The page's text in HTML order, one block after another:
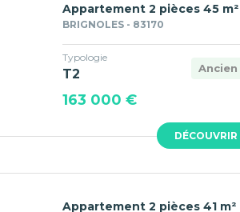
DÉCOUVRIR
Appartement 2 pièces 45 m²
BRIGNOLES - 83170
Ancien
Typologie
T2
163 000 €
Appartement 2 pièces 41 m²